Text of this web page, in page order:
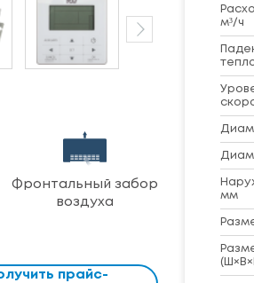
Фронтальный забор
воздуха
прайс-
м³/ч
мм